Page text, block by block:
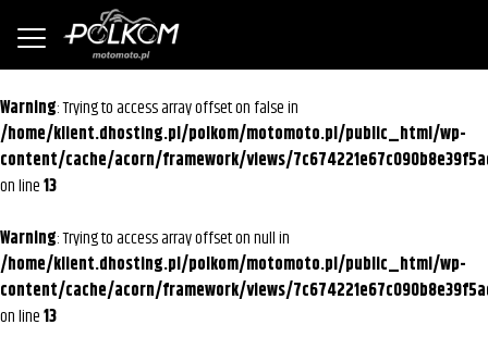
Warning : Trying to access array offset on false in
/home/klient.dhosting.pl/polkom/motomoto.pl/public_html/wp-
content/cache/acorn/framework/views/
on line13
Warning : Trying to access array offset on null in
/home/klient.dhosting.pl/polkom/motomoto.pl/public_html/wp-
content/cache/acorn/framework/views/
on line13